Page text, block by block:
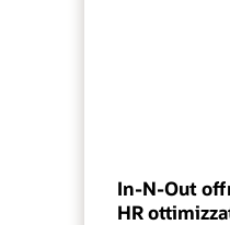
In-N-Out
HR